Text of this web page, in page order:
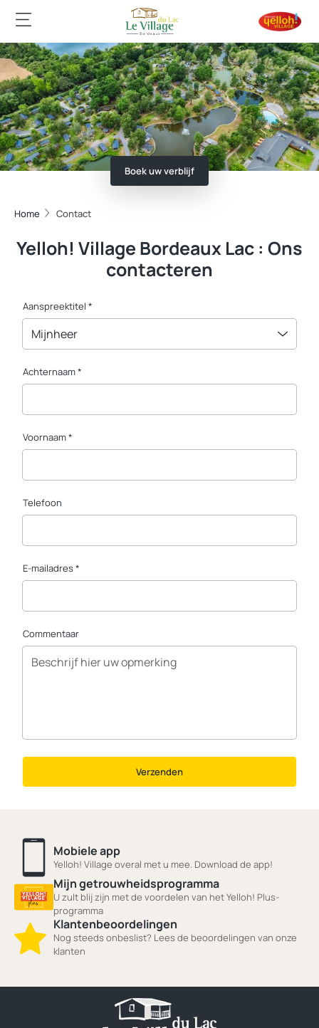
Boek uw verblijf
Home Contact
Yelloh! Village Bordeaux Lac : Ons
contacteren
Aanspreektitel *
Mijnheer
Achternaam *
Voornaam *
Telefoon
E-mailadres *
Commentaar
Verzenden
Mobiele app
Yelloh! Village overal met u mee. Download de app!
Mijn getrouwheidsprogramma
U zult blij zijn met de voordelen van het Yelloh! Plus-
programma
Klantenbeoordelingen
Nog steeds onbeslist? Lees de beoordelingen van onze
klanten